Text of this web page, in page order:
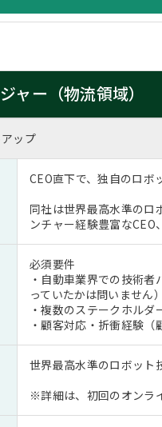
ャー（物流領域）
ップ
CEO直下で、独自のロボ
同社は世界最高水準のロ
ンチャー経験豊富な
必須要件
・自動車業界での技術
っていたかは問いません）
・複数のステークホル
・顧客対応・折衝経験
世界最高水準のロボット
※詳細は、初回のオンラ